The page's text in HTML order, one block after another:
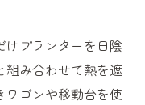
けプランターを日陰
組み合わせて熱を遮
ワゴンや移動台を使